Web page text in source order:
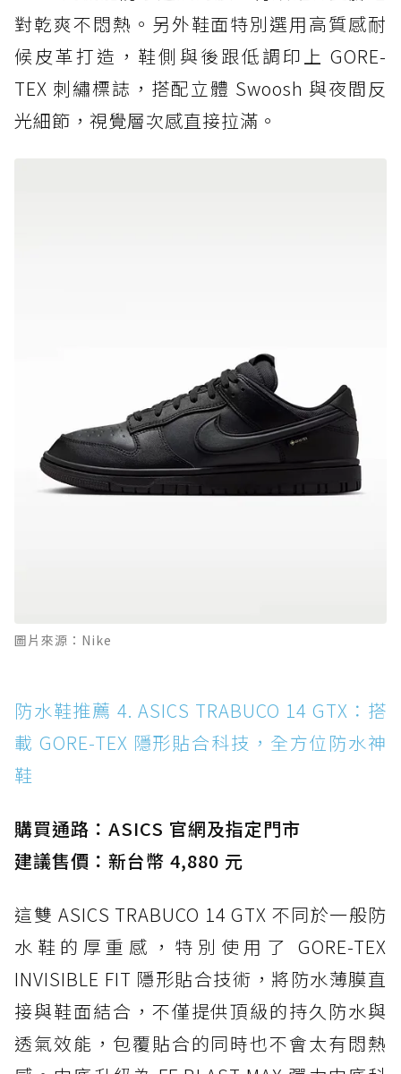
對乾爽不悶熱。另外鞋面特別選用高質感耐
候皮革打造，鞋側與後跟低調印上 GORE-
TEX 刺繡標誌，搭配立體 Swoosh 與夜間反
光細節，視覺層次感直接拉滿。
圖片來源：Nike
防水鞋推薦 4. ASICS TRABUCO 14 GTX：搭
載 GORE-TEX 隱形貼合科技，全方位防水神
鞋
購買通路：ASICS 官網及指定門市
建議售價：新台幣 4,880 元
這雙 ASICS TRABUCO 14 GTX 不同於一般防
水鞋的厚重感，特別使用了 GORE-TEX
INVISIBLE FIT 隱形貼合技術，將防水薄膜直
接與鞋面結合，不僅提供頂級的持久防水與
透氣效能，包覆貼合的同時也不會太有悶熱